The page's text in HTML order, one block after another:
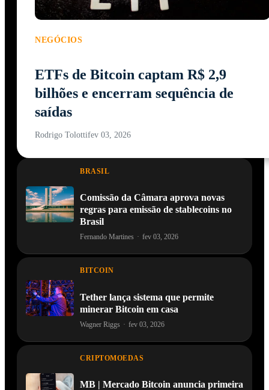
NEGÓCIOS
ETFs de Bitcoin captam R$ 2,9
bilhões e encerram sequência de
saídas
Rodrigo Tolottifev 03, 2026
BRASIL
Comissão da Câmara aprova novas
regras para emissão de stablecoins no
Brasil
Fernando Martines · fev 03, 2026
BITCOIN
Tether lança sistema que permite
minerar Bitcoin em casa
Wagner Riggs · fev 03, 2026
CRIPTOMOEDAS
MB | Mercado Bitcoin anuncia primeira